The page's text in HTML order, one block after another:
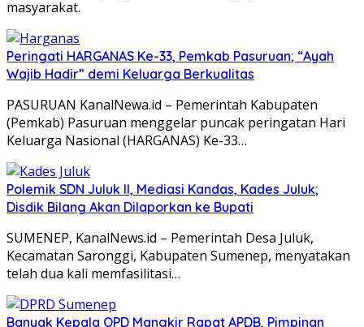
masyarakat.
Peringati HARGANAS Ke-33, Pemkab Pasuruan; “Ayah
Wajib Hadir” demi Keluarga Berkualitas
PASURUAN KanalNewa.id – Pemerintah Kabupaten
(Pemkab) Pasuruan menggelar puncak peringatan Hari
Keluarga Nasional (HARGANAS) Ke-33…
Polemik SDN Juluk II, Mediasi Kandas, Kades Juluk;
Disdik Bilang Akan Dilaporkan ke Bupati
SUMENEP, KanalNews.id – Pemerintah Desa Juluk,
Kecamatan Saronggi, Kabupaten Sumenep, menyatakan
telah dua kali memfasilitasi…
Banyak Kepala OPD Mangkir Rapat APDB, Pimpinan